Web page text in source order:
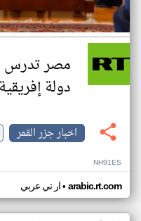
مصر تدرس
دولة إفريقية
اخبار جزر القمر
NH91ES
ار تي عربي• arabic.rt.com